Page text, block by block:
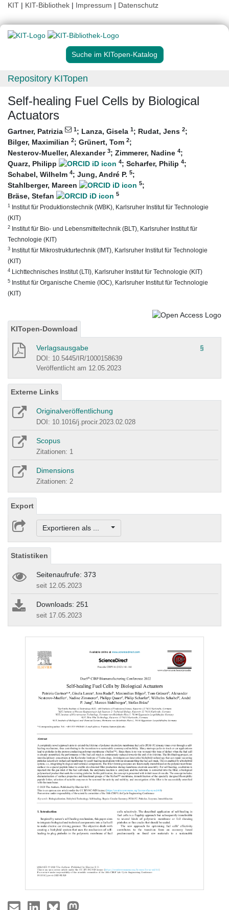
KIT | KIT-Bibliothek | Impressum | Datenschutz
Suche im KITopen-Katalog
Repository KITopen
Self-healing Fuel Cells by Biological
Actuators
Gartner, Patrizia 1; Lanza, Gisela 1; Rudat, Jens 2;
Bilger, Maximilian 2; Grünert, Tom 2;
Nesterov-Mueller, Alexander 3; Zimmerer, Nadine 4;
Quarz, Philipp
4; Scharfer, Philip 4;
Schabel, Wilhelm 4; Jung, André P. 5;
Stahlberger, Mareen
5;
Bräse, Stefan
5
1 Institut für Produktionstechnik (WBK), Karlsruher Institut für Technologie
(KIT)
2 Institut für Bio- und Lebensmitteltechnik (BLT), Karlsruher Institut für
Technologie (KIT)
3 Institut für Mikrostrukturtechnik (IMT), Karlsruher Institut für Technologie
(KIT)
4 Lichttechnisches Institut (LTI), Karlsruher Institut für Technologie (KIT)
5 Institut für Organische Chemie (IOC), Karlsruher Institut für Technologie
(KIT)
KITopen-Download
Verlagsausgabe §
DOI: 10.5445/IR/1000158639
Veröffentlicht am 12.05.2023
Externe Links
Originalveröffentlichung
DOI: 10.1016/j.procir.2023.02.028
Scopus
Zitationen: 1
Dimensions
Zitationen: 2
Export
Exportieren als ...
Statistiken
Seitenaufrufe: 373
seit 12.05.2023
Downloads: 251
seit 17.05.2023